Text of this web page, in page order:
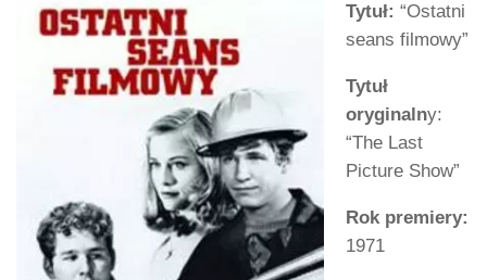
Tytuł: “Ostatni
seans filmowy”
Tytuł
oryginalny:
“The Last
Picture Show”
Rok premiery:
1971